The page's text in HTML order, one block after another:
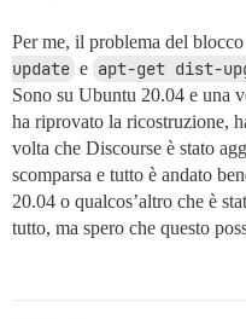
Per me, il problema del
update e apt-get dist-
Sono su Ubuntu 20.04 e una
ha riprovato la ricostruzione,
volta che Discourse è stato
scomparsa e tutto è andato
20.04 o qualcos’altro che è
tutto, ma spero che questo